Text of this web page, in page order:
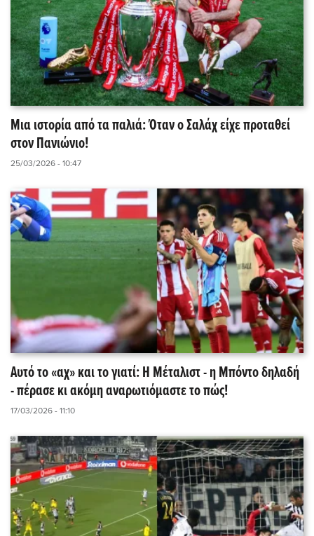
Μια ιστορία από τα παλιά: Όταν ο Σαλάχ είχε προταθεί
στον Πανιώνιο!
25/03/2026 - 10:47
Αυτό το «αχ» και το γιατί: Η Μέταλιστ - η Μπόντo δηλαδή
- πέρασε κι ακόμη αναρωτιόμαστε το πώς!
17/03/2026 - 11:10